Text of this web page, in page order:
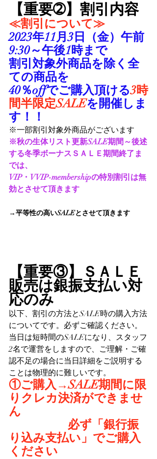
【重要➁】割引内容
≪割引について≫
2023年11月3日（金）午前
9:30～午後1時まで
割引対象外商品を除く全
ての商品を
40％offでご購入頂ける3時
間半限定SALEを開催しま
す！！
※一部割引対象外商品がございます
※秋の生体リスト更新SALE期間～後述
する冬季ボーナスＳＡＬＥ期間終了ま
では、
VIP・VVIP-membershipの特別割引は無
効とさせて頂きます
→平等性の高いSALEとさせて頂きます
【重要③】ＳＡＬＥ
販売は銀振支払い対
応のみ
以下、割引の方法とSALE時の購入方法
についてです。必ずご確認ください。
当日は短時間のSALEになり、スタッフ
2名で運営をしますので、ご理解・ご確
認不足の場合に当日詳細をご説明する
ことは物理的に難しいです。
①ご購入→SALE期間に限
りクレカ決済ができませ
ん
必ず「銀行振
り込み支払い」でご購入
ください